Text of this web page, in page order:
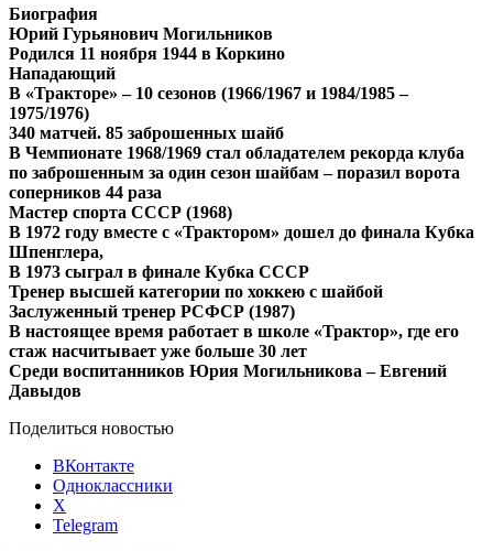
Биография
Юрий Гурьянович Могильников
Родился 11 ноября 1944 в Коркино
Нападающий
В «Тракторе» – 10 сезонов (1966/1967 и 1984/1985 –
1975/1976)
340 матчей. 85 заброшенных шайб
В Чемпионате 1968/1969 стал обладателем рекорда клуба
по заброшенным за один сезон шайбам – поразил ворота
соперников 44 раза
Мастер спорта СССР (1968)
В 1972 году вместе с «Трактором» дошел до финала Кубка
Шпенглера,
В 1973 сыграл в финале Кубка СССР
Тренер высшей категории по хоккею с шайбой
Заслуженный тренер РСФСР (1987)
В настоящее время работает в школе «Трактор», где его
стаж насчитывает уже больше 30 лет
Среди воспитанников Юрия Могильникова – Евгений
Давыдов
Поделиться новостью
ВКонтакте
Одноклассники
X
Telegram